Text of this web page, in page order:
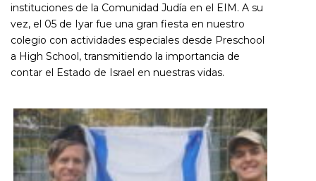
instituciones de la Comunidad Judía en el EIM. A su
vez, el 05 de Iyar fue una gran fiesta en nuestro
colegio con actividades especiales desde Preschool
a High School, transmitiendo la importancia de
contar el Estado de Israel en nuestras vidas.